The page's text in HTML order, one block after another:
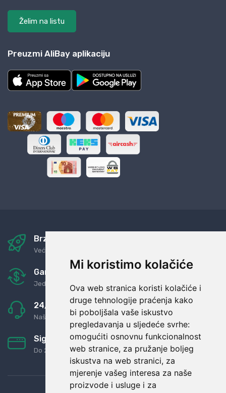
Mi koristimo kolačiće
Ova web stranica koristi kolačiće i
druge tehnologije praćenja kako
bi poboljšala vaše iskustvo
pregledavanja u sljedeće svrhe:
omogućiti osnovnu funkcionalnost
web stranice, za pružanje boljeg
iskustva na web stranici, za
mjerenje vašeg interesa za naše
proizvode i usluge i za
Želim na listu
Preuzmi AliBay aplikaciju
Brza i sigurna dostava
Već za nekoliko dana kod vas
Garancija u povrat novaca
Jednostavno pravilo: Roba za novac
24/7 odlična podrška
Naši agenti uvijek na raspolaganju
Sigurno obročno plaćanje
Do 24 rata bez kamata